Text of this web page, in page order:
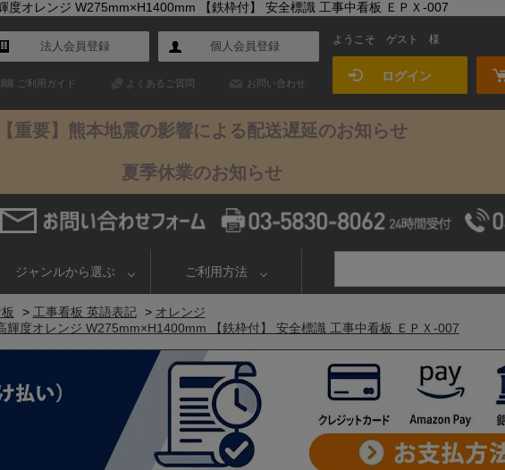
オレンジ W275mm×H1400mm 【鉄枠付】 安全標識 工事中看板 ＥＰＸ-007
法人会員登録 個人会員登録
ご利用ガイド よくあるご質問 お問い合わせ
ようこそ ゲスト 様
ログイン
重要】熊本地震の影響による配送遅延のお知らせ
夏季休業のお知らせ
ジャンルから選ぶ ご利用方法
> 工事看板 英語表記 > オレンジ
度オレンジ W275mm×H1400mm 【鉄枠付】 安全標識 工事中看板 ＥＰＸ-007